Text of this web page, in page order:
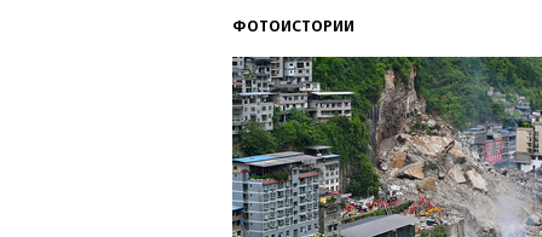
ФОТОИСТОРИИ